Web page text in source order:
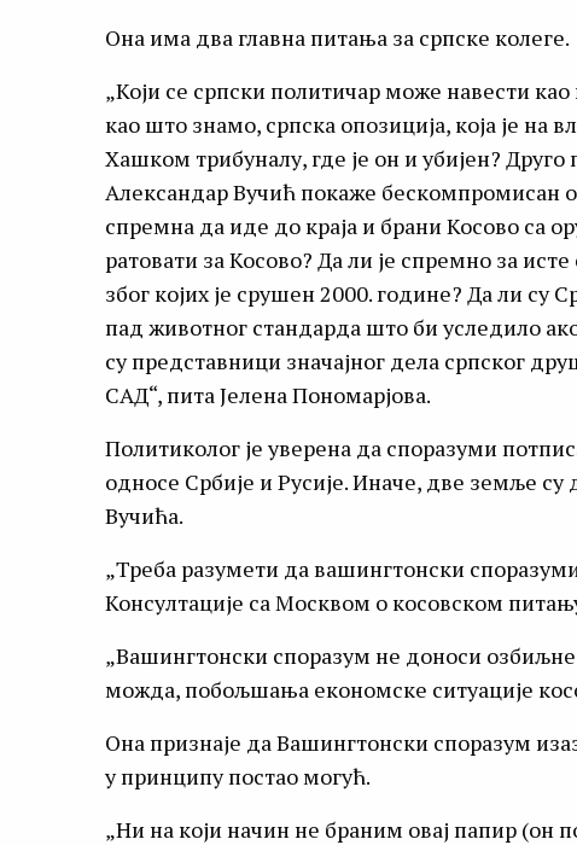
Она има два главна питања за српске колеге.
„Који се српски политичар може навести
као што знамо, српска опозиција, која је на
Хашком трибуналу, где је он и убијен?
Александар Вучић покаже бескомпромисан
спремна да иде до краја и брани Косово са
ратовати за Косово? Да ли је спремно за
због којих је срушен 2000. године? Да ли су
пад животног стандарда што би уследило
су представници значајног дела српског
САД“, пита Јелена Пономарјова.
Политиколог је уверена да споразуми
односе Србије и Русије. Иначе, две земље
Вучића.
„Треба разумети да вашингтонски
Консултације са Москвом о косовском
„Вашингтонски споразум не доноси
можда, побољшања економске ситуације
Она признаје да Вашингтонски споразум
у принципу постао могућ.
„Ни на који начин не браним овај папир (он